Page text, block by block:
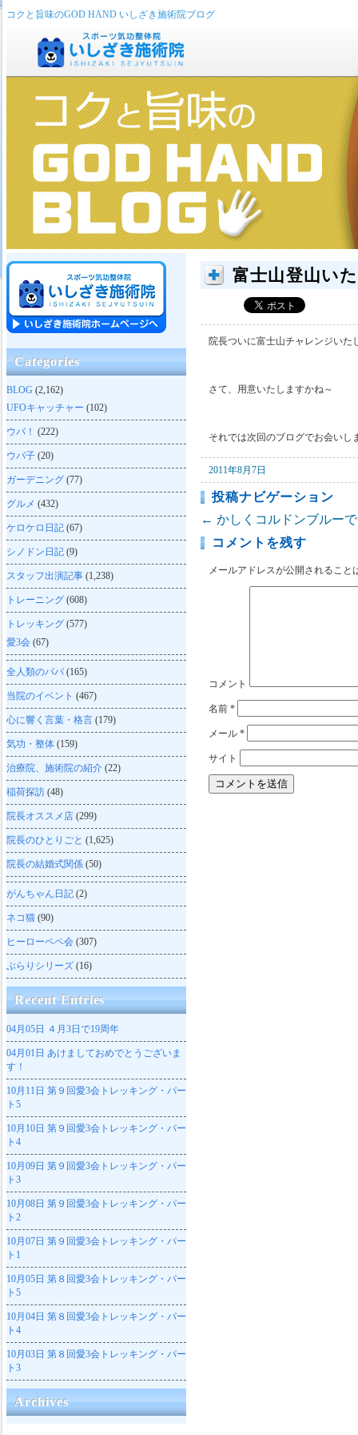
コクと旨味のGOD HAND いしざき施術院ブログ
富士山登山い
院長ついに富士山チャレンジいた
さて、用意いたしますかね～
それでは次回のブログでお会い
2011年8月7日
投稿ナビゲーション
← かしくコルドンブルー
コメントを残す
メールアドレスが公開されること
コメント
名前 *
メール *
サイト
Categories
BLOG (2,162)
UFOキャッチャー (102)
ウパ！ (222)
ウパ子 (20)
ガーデニング (77)
グルメ (432)
ケロケロ日記 (67)
シノドン日記 (9)
スタッフ出演記事 (1,238)
トレーニング (608)
トレッキング (577)
愛3会 (67)
全人類のパパ (165)
当院のイベント (467)
心に響く言葉・格言 (179)
気功・整体 (159)
治療院、施術院の紹介 (22)
稲荷探訪 (48)
院長オススメ店 (299)
院長のひとりごと (1,625)
院長の結婚式関係 (50)
がんちゃん日記 (2)
ネコ猫 (90)
ヒーローペペ会 (307)
ぶらりシリーズ (16)
Recent Entries
04月05日 ４月3日で19周年
04月01日 あけましておめでとうございま
す！
10月11日 第９回愛3会トレッキング・パー
ト5
10月10日 第９回愛3会トレッキング・パー
ト4
10月09日 第９回愛3会トレッキング・パー
ト3
10月08日 第９回愛3会トレッキング・パー
ト2
10月07日 第９回愛3会トレッキング・パー
ト1
10月05日 第８回愛3会トレッキング・パー
ト5
10月04日 第８回愛3会トレッキング・パー
ト4
10月03日 第８回愛3会トレッキング・パー
ト3
Archives